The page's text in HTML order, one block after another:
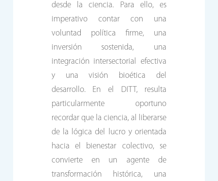
desde la ciencia. Para ello, es
imperativo contar con una
voluntad política firme, una
inversión sostenida, una
integración intersectorial efectiva
y una visión bioética del
desarrollo. En el DITT, resulta
particularmente oportuno
recordar que la ciencia, al liberarse
de la lógica del lucro y orientada
hacia el bienestar colectivo, se
convierte en un agente de
transformación histórica, una